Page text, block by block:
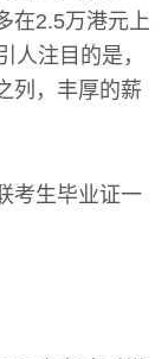
在2.5万港元上
人注目的是，
列，丰厚的薪